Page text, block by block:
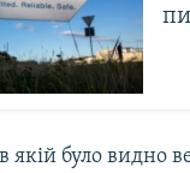
було видно